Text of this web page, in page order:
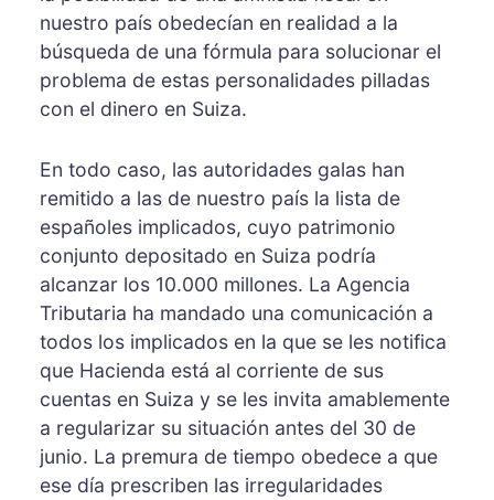
nuestro país obedecían en realidad a la
búsqueda de una fórmula para solucionar el
problema de estas personalidades pilladas
con el dinero en Suiza.
En todo caso, las autoridades galas han
remitido a las de nuestro país la lista de
españoles implicados, cuyo patrimonio
conjunto depositado en Suiza podría
alcanzar los 10.000 millones. La Agencia
Tributaria ha mandado una comunicación a
todos los implicados en la que se les notifica
que Hacienda está al corriente de sus
cuentas en Suiza y se les invita amablemente
a regularizar su situación antes del 30 de
junio. La premura de tiempo obedece a que
ese día prescriben las irregularidades